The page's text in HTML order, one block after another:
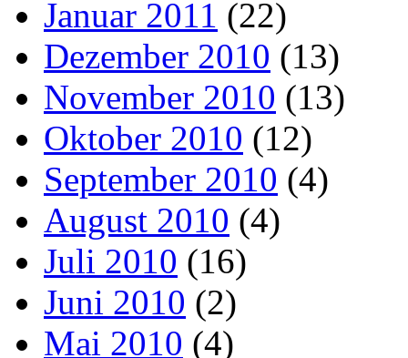
Januar 2011 (22)
Dezember 2010 (13)
November 2010 (13)
Oktober 2010 (12)
September 2010 (4)
August 2010 (4)
Juli 2010 (16)
Juni 2010 (2)
Mai 2010 (4)